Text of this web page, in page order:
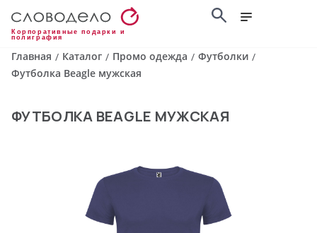
Корпоративные подарки и
полиграфия
Главная / Каталог / Промо одежда / Футболки /
Футболка Beagle мужская
ФУТБОЛКА BEAGLE МУЖСКАЯ